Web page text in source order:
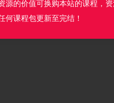
源的价值可换购本站的课程，
何课程包更新至完结！